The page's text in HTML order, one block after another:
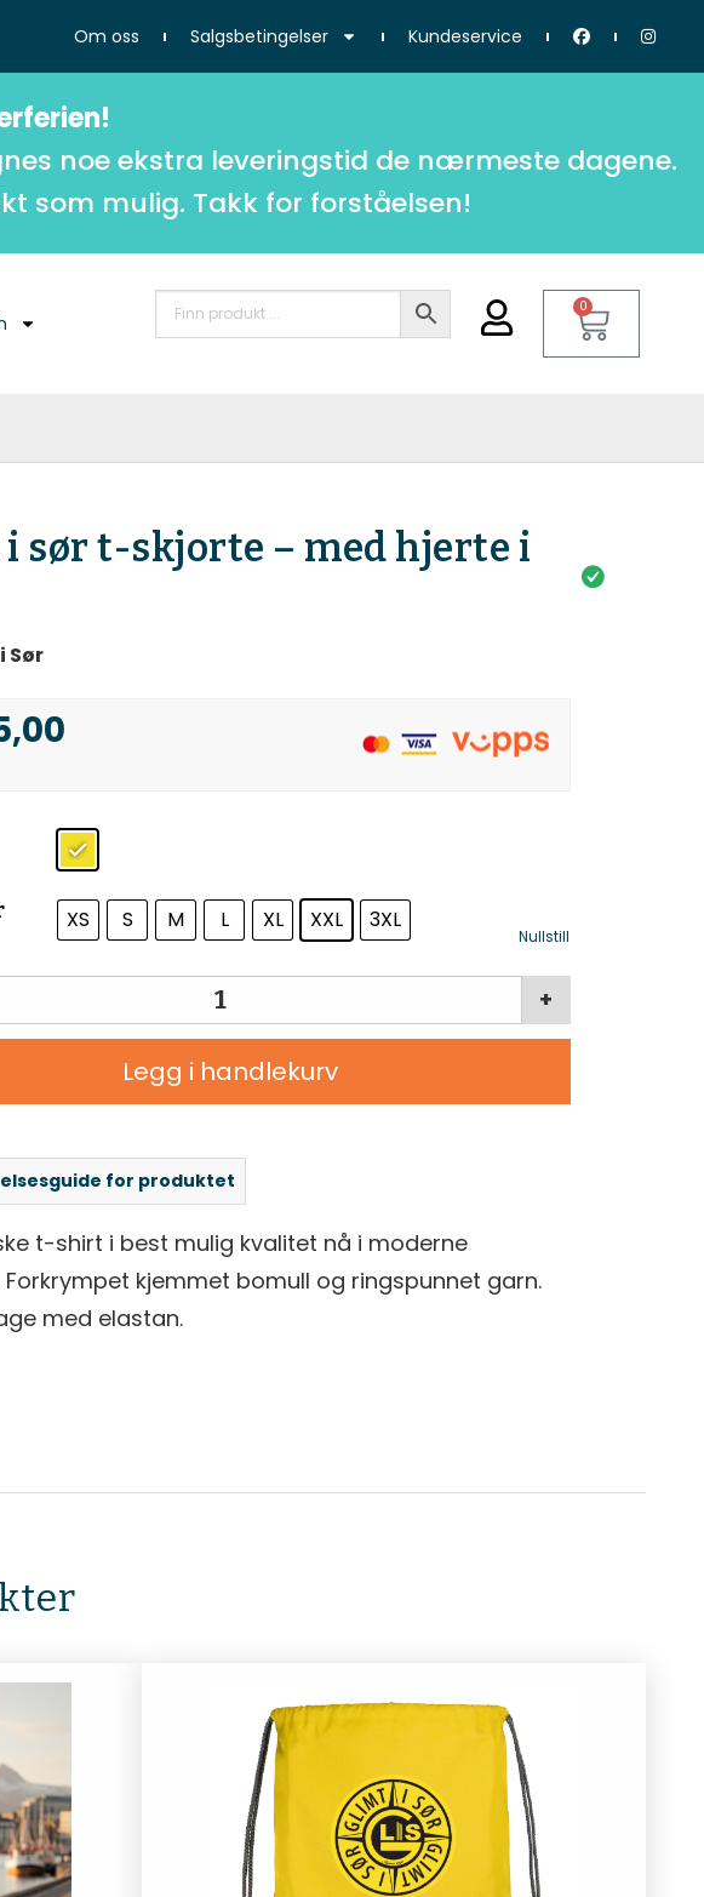
Om oss Salgsbetingelser Kundeservice
noe ekstra leveringstid de nærmeste dagene.
som mulig. Takk for forståelsen!
0
sør t-skjorte – med hjerte i
Sør
XS S M L XL XXL 3XL
Nullstill
+
Legg i handlekurv
for produktet
t-shirt i best mulig kvalitet nå i moderne
kjemmet bomull og ringspunnet garn.
med elastan.